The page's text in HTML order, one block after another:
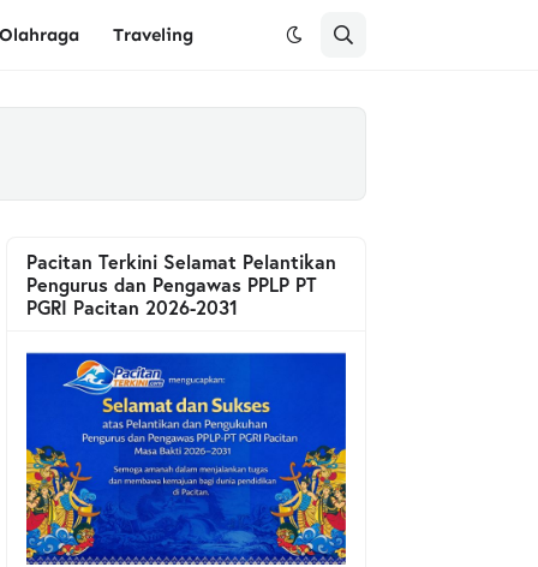
Olahraga Traveling
Pacitan Terkini Selamat Pelantikan
Pengurus dan Pengawas PPLP PT
PGRI Pacitan 2026-2031